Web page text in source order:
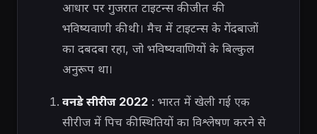
आधार पर गुजरात टाइटन्स की जीत की
भविष्यवाणी की थी। मैच में टाइटन्स के गेंदबाजों
का दबदबा रहा, जो भविष्यवाणियों के बिल्कुल
अनुरूप था।
वनडे सीरीज 2022: भारत में खेली गई एक
सीरीज में पिच की स्थितियों का विश्लेषण करने से